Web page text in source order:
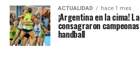
ACTUALIDAD hace 1 mes
¡Argentina en la cima!
consagraron
handball